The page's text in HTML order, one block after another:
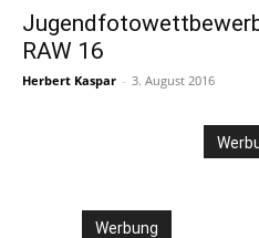
RAW 16
Herbert Kaspar - 3. August 2016
Werbung